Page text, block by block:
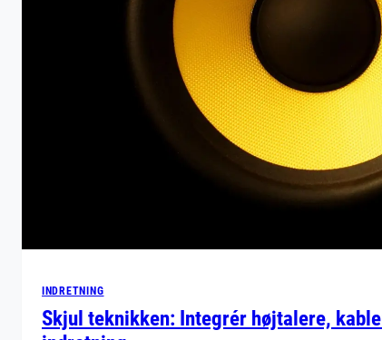
INDRETNING
Skjul teknikken: Integrér højtalere,